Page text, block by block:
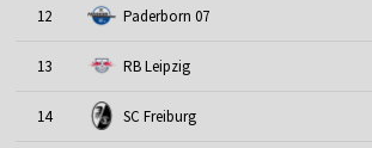
12 Paderborn 07
13 RB Leipzig
14 SC Freiburg